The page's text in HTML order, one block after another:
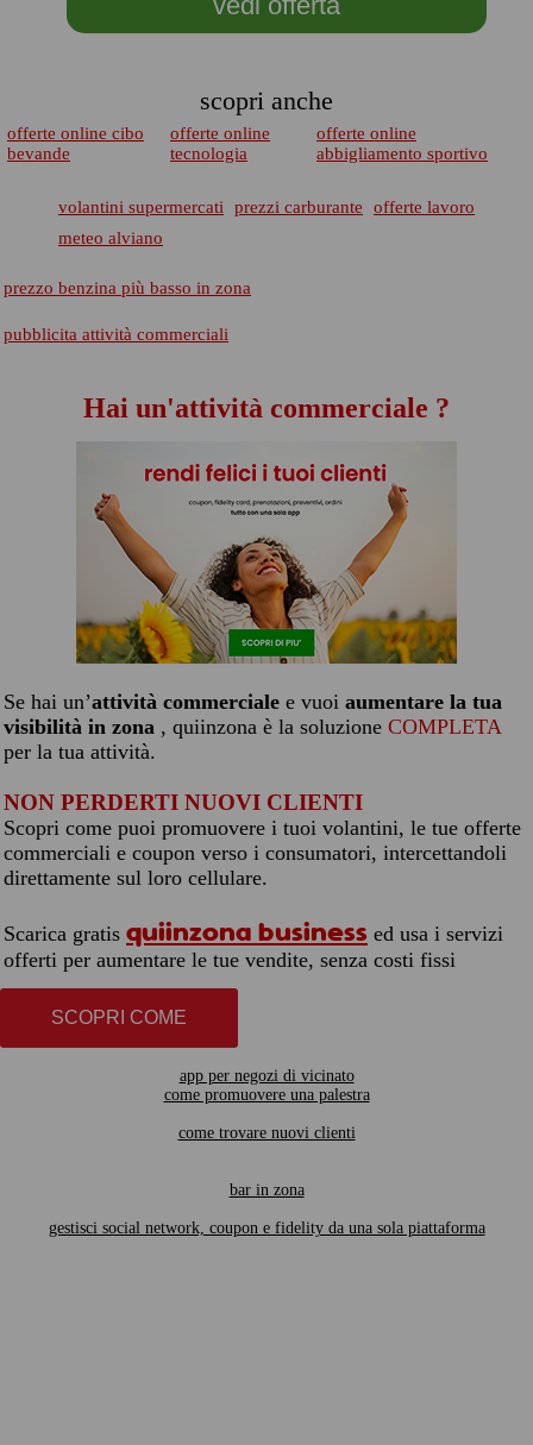
scopri anche
offerte online cibo
bevande
offerte online
tecnologia
offerte online
abbigliamento sportivo
volantini supermercati prezzi carburante
offerte lavoro
meteo alviano
prezzo benzina più basso in zona
pubblicita attività commerciali
Hai un'attività commerciale ?
Se hai un’attività commerciale e vuoi aumentare la tua
visibilità in zona , quiinzona è la soluzione COMPLETA
per la tua attività.
NON PERDERTI NUOVI CLIENTI
Scopri come puoi promuovere i tuoi volantini, le tue offerte
commerciali e coupon verso i consumatori, intercettandoli
direttamente sul loro cellulare.
Scarica gratis quiinzona business ed usa i servizi
offerti per aumentare le tue vendite, senza costi fissi
SCOPRI COME
app per negozi di vicinato
come promuovere una palestra
come trovare nuovi clienti
bar in zona
gestisci social network, coupon e fidelity da una sola piattaforma